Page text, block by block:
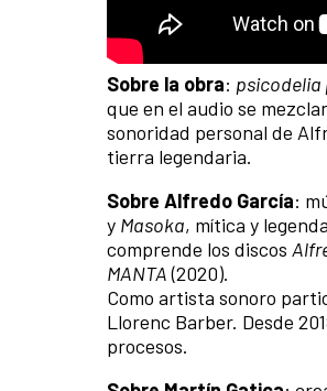
Sobre la obra: psicodelia
que en el audio se
sonoridad personal de
tierra legendaria.
Sobre Alfredo García:
y Masoka, mítica y
comprende los discos
MANTA(2020).
Como artista sonoro
Llorenc Barber. Desde
procesos.